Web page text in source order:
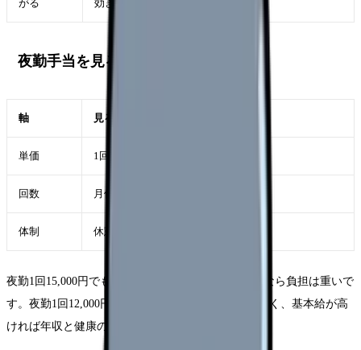
がる 効きやすい
夜勤手当を見る3つの軸
軸 見ること
単価 1回あたりいくらか
回数 月何回が標準か
体制 休憩・仮眠・補助者があるか
夜勤1回15,000円でも、月8回で休憩が取れない職場なら負担は重いで
す。夜勤1回12,000円でも、仮眠が取れ、残業が少なく、基本給が高
ければ年収と健康のバランスは良くなります。